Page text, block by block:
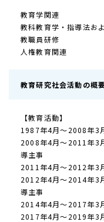
教育学関連
教科教育学・指導法お
教職員研修
人権教育関連
教育研究社会活動の概
【教育活動】
1987年4月～2008年
2008年4月～2011年
導主事
2011年4月～2012年
2012年4月～2014年
導主事
2014年4月～2017年
2017年4月～2019年3